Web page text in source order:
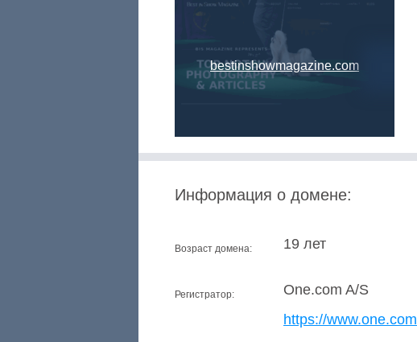
bestinshowmagazine.com
Информация о домене:
Возраст домена: 19 лет
Регистратор:
One.com A/S
https://www.one.com